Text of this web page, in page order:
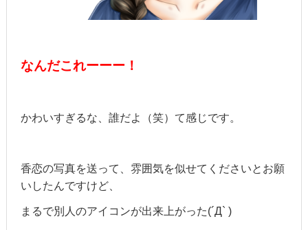
なんだこれーーー！
かわいすぎるな、誰だよ（笑）て感じです。
香恋の写真を送って、雰囲気を似せてくださいとお願
いしたんですけど、
まるで別人のアイコンが出来上がった(´Д` )